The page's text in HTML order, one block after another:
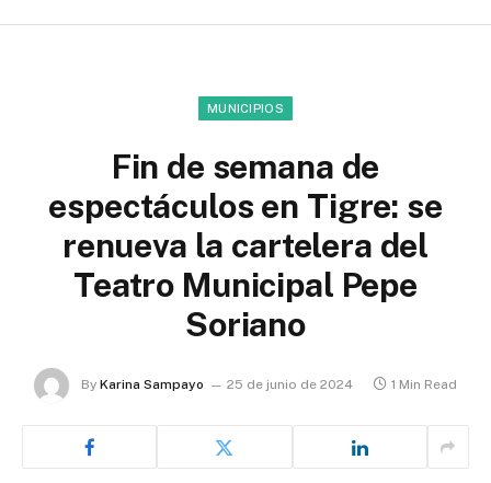
MUNICIPIOS
Fin de semana de
espectáculos en Tigre: se
renueva la cartelera del
Teatro Municipal Pepe
Soriano
By Karina Sampayo 25 de junio de 2024 1 Min Read